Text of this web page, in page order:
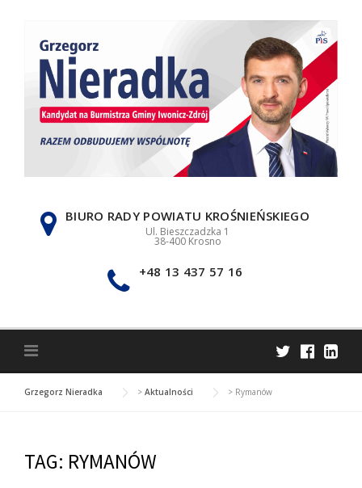
BIURO RADY POWIATU KROŚNIEŃSKIEGO
Ul. Bieszczadzka 1
38-400 Krosno
+48 13 437 57 16
Grzegorz Nieradka > Aktualności > Rymanów
TAG: RYMANÓW